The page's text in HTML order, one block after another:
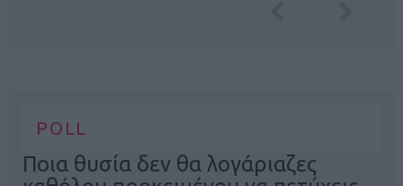
POLL
Ποια θυσία δεν θα λογάριαζες